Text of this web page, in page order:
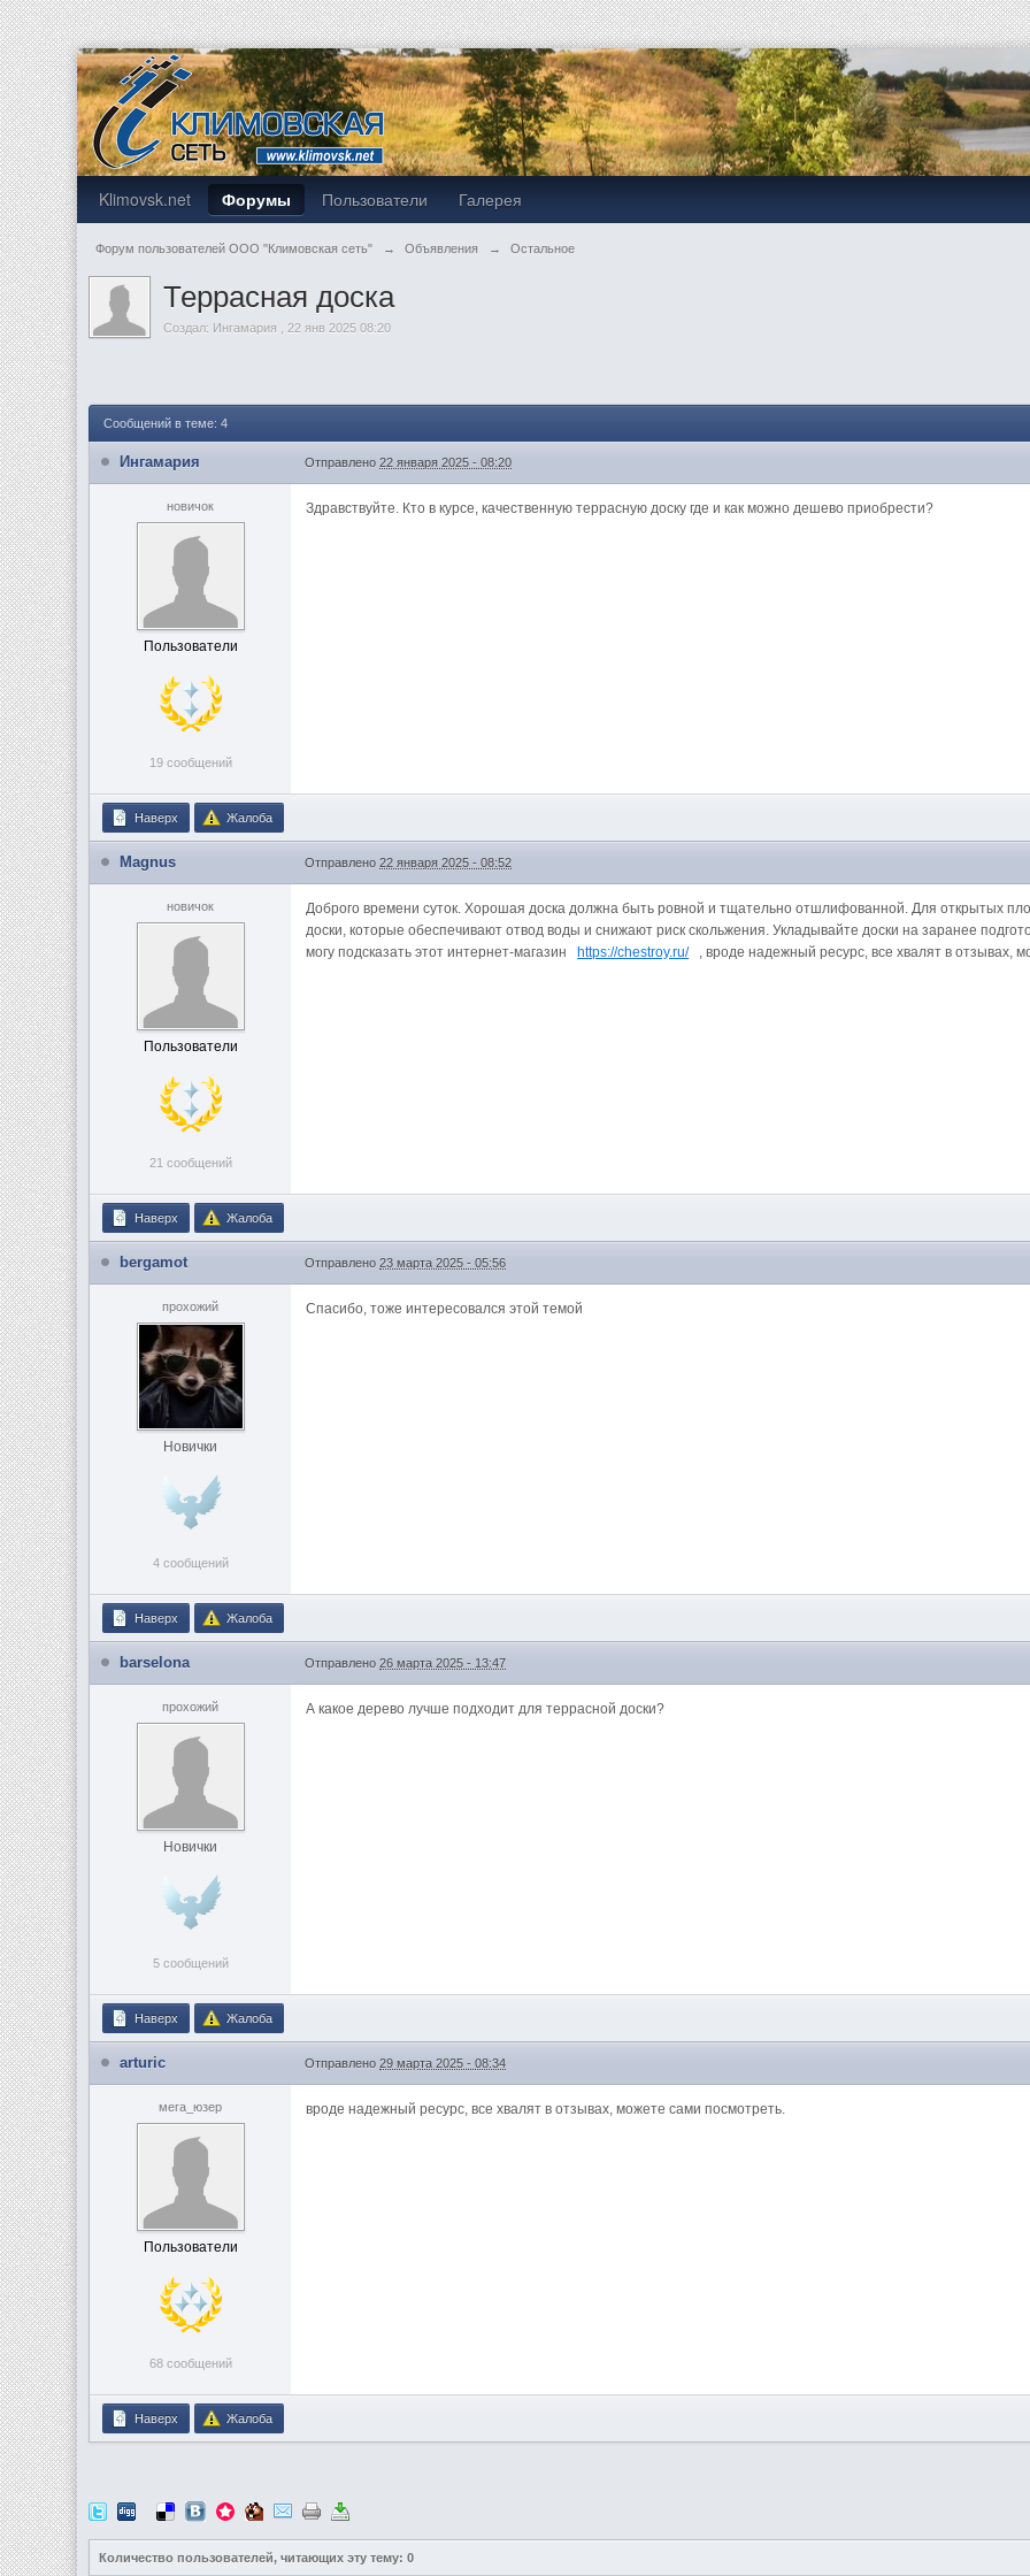
Klimovsk.net Форумы Пользователи Галерея
Форум пользователей ООО "Климовская сеть" → Объявления → Остальное
Террасная доска
Создал: Ингамария 22 янв 2025 08:20
Сообщений в теме: 4
Ингамария Отправлено22 января 2025 - 08:20
новичок
Пользователи
19 сообщений
Здравствуйте. Кто в курсе, качественную террасную доску где и как можно дешево приобрести?
Наверх Жалоба
Magnus Отправлено22 января 2025 - 08:52
новичок
Пользователи
21 сообщений
Доброго времени суток. Хорошая доска должна быть ровной и тщательно отшлифованной. Для открытых
доски, которые обеспечивают отвод воды и снижают риск скольжения. Укладывайте доски на заранее
могу подсказать этот интернет-магазин
https://chestroy.ru/, вроде надежный ресурс, все хвалят в отзывах,
Наверх Жалоба
bergamot Отправлено23 марта 2025 - 05:56
прохожий
Новички
4 сообщений
Спасибо, тоже интересовался этой темой
Наверх Жалоба
barselona Отправлено26 марта 2025 - 13:47
прохожий
Новички
5 сообщений
А какое дерево лучше подходит для террасной доски?
Наверх Жалоба
arturic Отправлено29 марта 2025 - 08:34
мега_юзер
Пользователи
68 сообщений
вроде надежный ресурс, все хвалят в отзывах, можете сами посмотреть.
Наверх Жалоба
Количество пользователей, читающих эту тему: 0